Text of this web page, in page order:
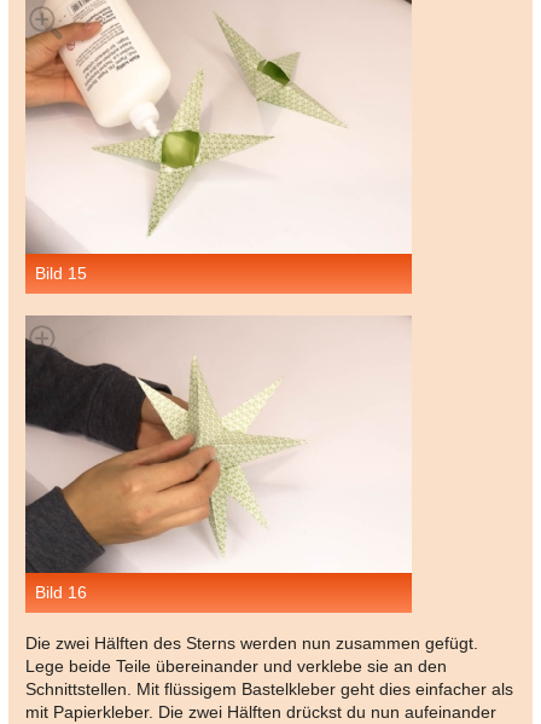
Bild 15
Bild 16
Die zwei Hälften des Sterns werden nun zusammen gefügt.
Lege beide Teile übereinander und verklebe sie an den
Schnittstellen. Mit flüssigem Bastelkleber geht dies einfacher als
mit Papierkleber. Die zwei Hälften drückst du nun aufeinander